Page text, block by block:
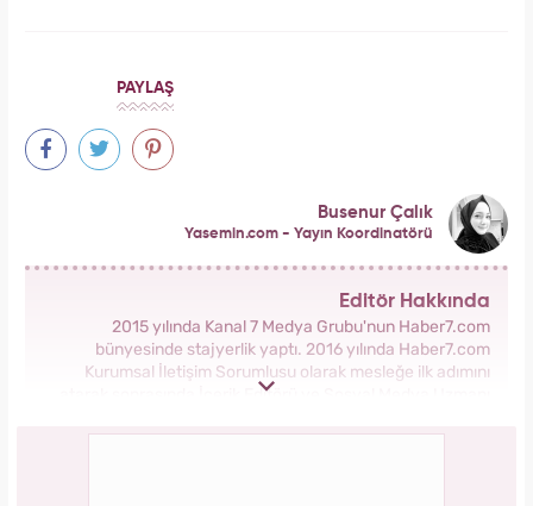
PAYLAŞ
Busenur Çalık
Yasemin.com - Yayın Koordinatörü
Editör Hakkında
2015 yılında Kanal 7 Medya Grubu'nun Haber7.com
bünyesinde stajyerlik yaptı. 2016 yılında Haber7.com
Kurumsal İletişim Sorumlusu olarak mesleğe ilk adımını
atarak sonrasında İçerik Editörü ve Sosyal Medya Uzmanı
Kadın Sitesinde önce Haber Editörü sonrasında Haber Şefi